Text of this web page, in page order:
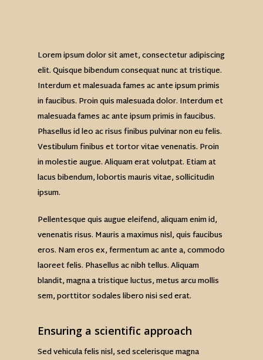
Lorem ipsum dolor sit amet, consectetur adipiscing
elit. Quisque bibendum consequat nunc at tristique.
Interdum et malesuada fames ac ante ipsum primis
in faucibus. Proin quis malesuada dolor. Interdum et
malesuada fames ac ante ipsum primis in faucibus.
Phasellus id leo ac risus finibus pulvinar non eu felis.
Vestibulum finibus et tortor vitae venenatis. Proin
in molestie augue. Aliquam erat volutpat. Etiam at
lacus bibendum, lobortis mauris vitae, sollicitudin
ipsum.
Pellentesque quis augue eleifend, aliquam enim id,
venenatis risus. Mauris a maximus nisl, quis faucibus
eros. Nam eros ex, fermentum ac ante a, commodo
laoreet felis. Phasellus ac nibh tellus. Aliquam
blandit, magna a tristique luctus, metus arcu mollis
sem, porttitor sodales libero nisi sed erat.
Ensuring a scientific approach
Sed vehicula felis nisl, sed scelerisque magna